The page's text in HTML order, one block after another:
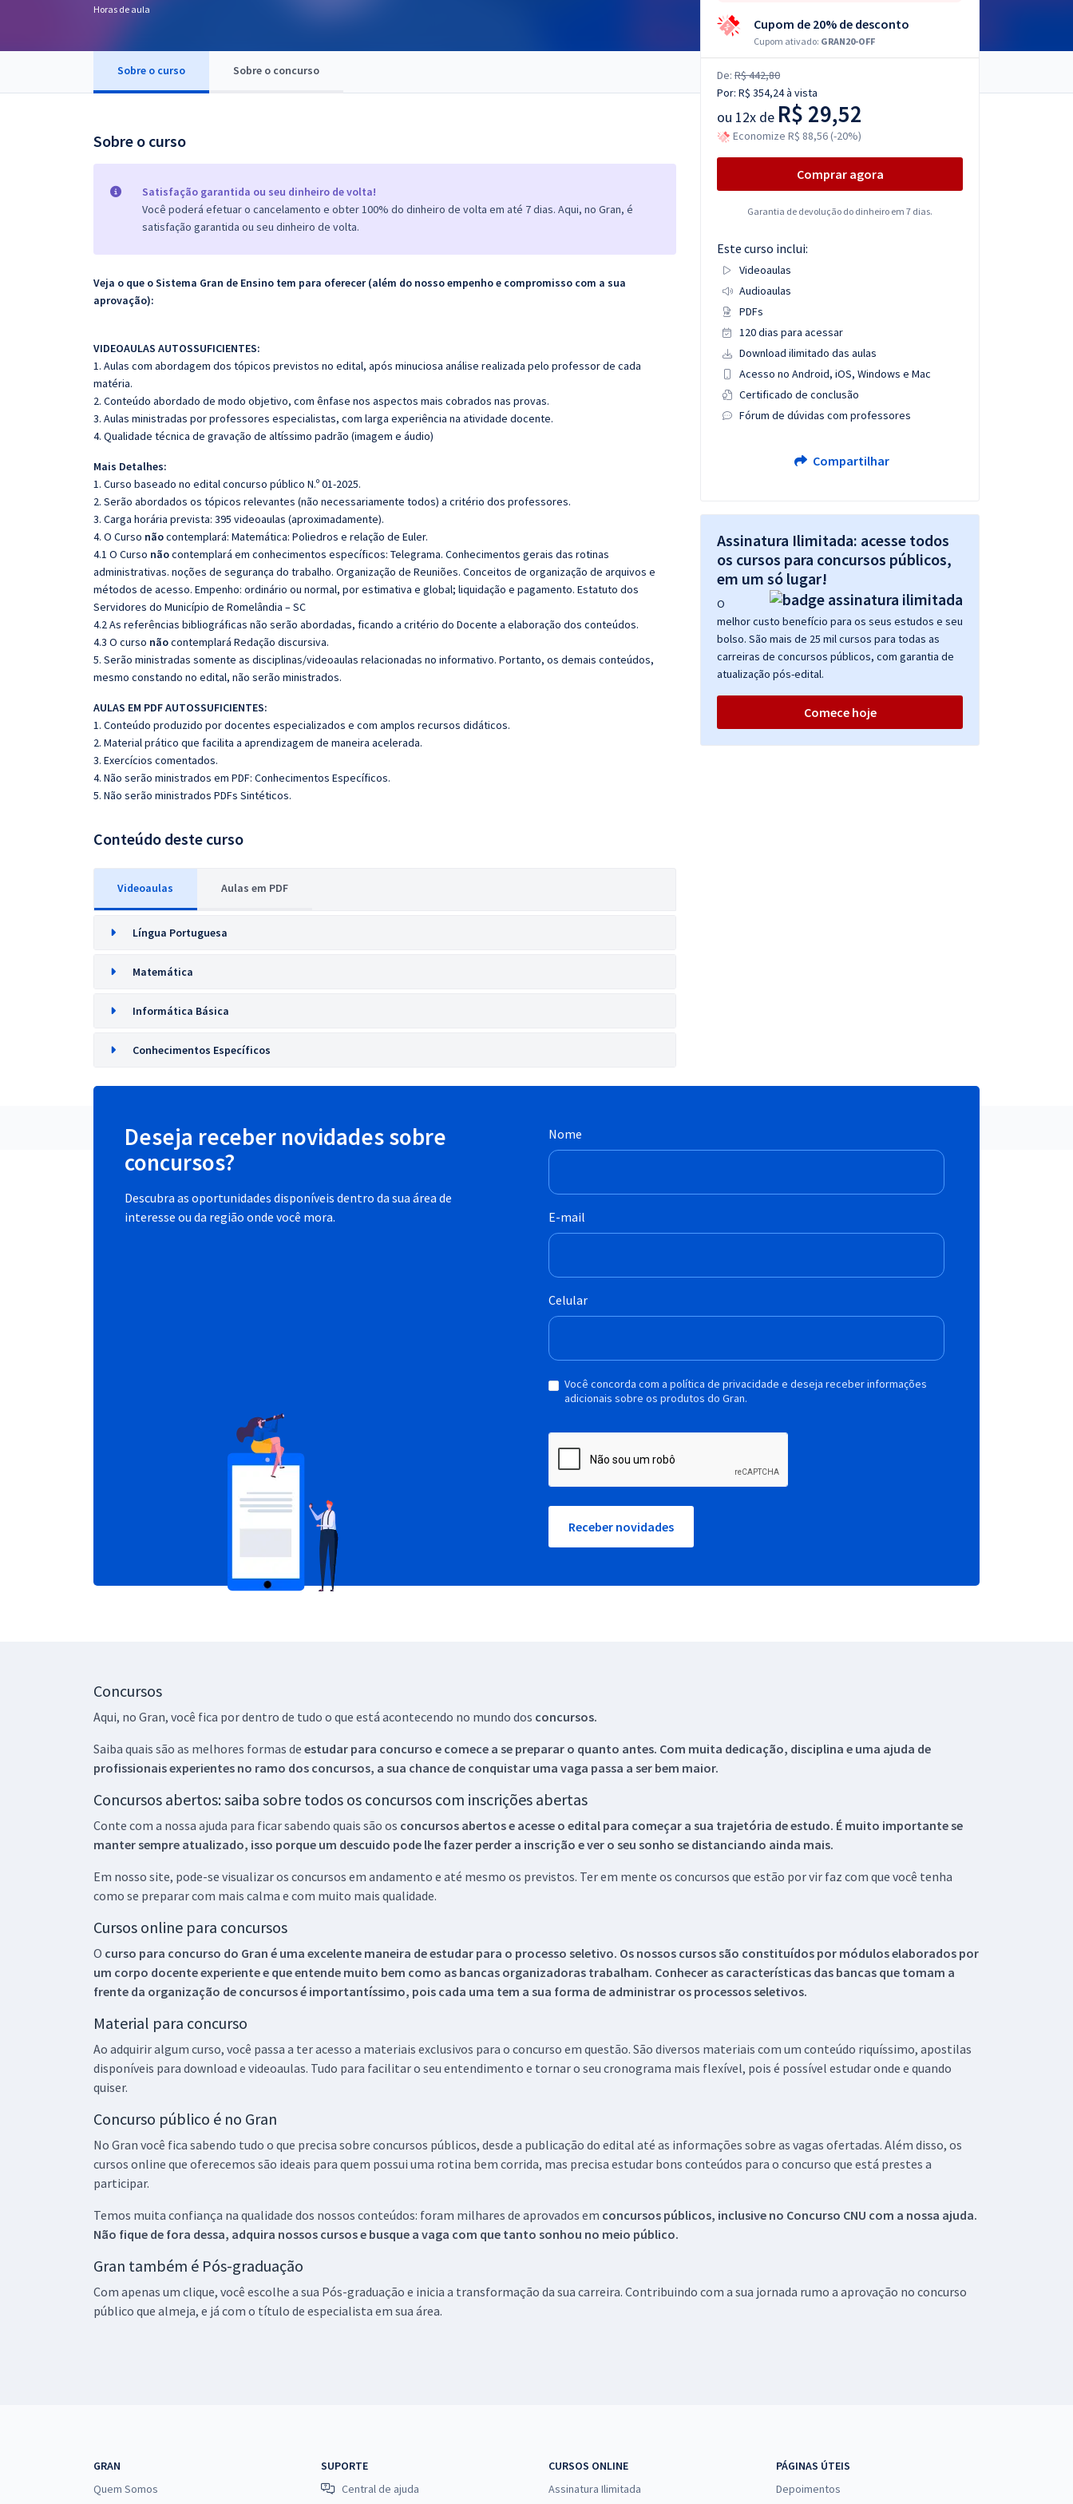
OAB
Questões grátis
Conteúdo gratuito
Horas de aula
Sobre o curso Sobre o concurso
Sobre o curso
Satisfação garantida ou seu dinheiro de volta!
Você poderá efetuar o cancelamento e obter 100% do dinheiro de volta em até 7 dias. Aqui, no Gran, é
satisfação garantida ou seu dinheiro de volta.
Veja o que o Sistema Gran de Ensino tem para oferecer (além do nosso empenho e compromisso com a sua
aprovação):
VIDEOAULAS AUTOSSUFICIENTES:
1. Aulas com abordagem dos tópicos previstos no edital, após minuciosa análise realizada pelo professor de cada
matéria.
2. Conteúdo abordado de modo objetivo, com ênfase nos aspectos mais cobrados nas provas.
3. Aulas ministradas por professores especialistas, com larga experiência na atividade docente.
4. Qualidade técnica de gravação de altíssimo padrão (imagem e áudio)
Mais Detalhes:
1. Curso baseado no edital concurso público N.º 01-2025.
2. Serão abordados os tópicos relevantes (não necessariamente todos) a critério dos professores.
3. Carga horária prevista: 395 videoaulas (aproximadamente).
4. O Curso nãocontemplará: Matemática: Poliedros e relação de Euler.
4.1 O Curso nãocontemplará em conhecimentos específicos: Telegrama. Conhecimentos gerais das rotinas
administrativas. noções de segurança do trabalho. Organização de Reuniões. Conceitos de organização de arquivos e
métodos de acesso. Empenho: ordinário ou normal, por estimativa e global; liquidação e pagamento. Estatuto dos
Servidores do Município de Romelândia – SC
4.2 As referências bibliográficas não serão abordadas, ficando a critério do Docente a elaboração dos conteúdos.
4.3 O curso nãocontemplará Redação discursiva.
5. Serão ministradas somente as disciplinas/videoaulas relacionadas no informativo. Portanto, os demais conteúdos,
mesmo constando no edital, não serão ministrados.
AULAS EM PDF AUTOSSUFICIENTES:
1. Conteúdo produzido por docentes especializados e com amplos recursos didáticos.
2. Material prático que facilita a aprendizagem de maneira acelerada.
3. Exercícios comentados.
4. Não serão ministrados em PDF: Conhecimentos Específicos.
5. Não serão ministrados PDFs Sintéticos.
Conteúdo deste curso
Videoaulas Aulas em PDF
Língua Portuguesa
Matemática
Informática Básica
Conhecimentos Específicos
Cupom de 20% de desconto
Cupom ativado: GRAN20-OFF
De: R$ 442,80
Por: R$ 354,24à vista
ou 12x de R$ 29,52
Economize R$ 88,56 (-20%)
Comprar agora
Garantia de devolução do dinheiro em 7 dias.
Este curso inclui:
Videoaulas
Audioaulas
PDFs
120 dias para acessar
Download ilimitado das aulas
Acesso no Android, iOS, Windows e Mac
Certificado de conclusão
Fórum de dúvidas com professores
Compartilhar
Assinatura Ilimitada: acesse todos
os cursos para concursos públicos,
em um só lugar!
O
melhor custo benefício para os seus estudos e seu
bolso. São mais de 25 mil cursos para todas as
carreiras de concursos públicos, com garantia de
atualização pós-edital.
Comece hoje
Deseja receber novidades sobre
concursos?
Descubra as oportunidades disponíveis dentro da sua área de
interesse ou da região onde você mora.
Nome
E-mail
Celular
Você concorda com a política de privacidade e deseja receber informações
adicionais sobre os produtos do Gran.
Receber novidades
Concursos
Aqui, no Gran, você fica por dentro de tudo o que está acontecendo no mundo dos concursos.
Saiba quais são as melhores formas de estudar para concurso e comece a se preparar o quanto antes. Com muita dedicação, disciplina e uma ajuda de
profissionais experientes no ramo dos concursos, a sua chance de conquistar uma vaga passa a ser bem maior.
Concursos abertos: saiba sobre todos os concursos com inscrições abertas
Conte com a nossa ajuda para ficar sabendo quais são os concursos abertos e acesse o edital para começar a sua trajetória de estudo. É muito importante se
manter sempre atualizado, isso porque um descuido pode lhe fazer perder a inscrição e ver o seu sonho se distanciando ainda mais.
Em nosso site, pode-se visualizar os concursos em andamento e até mesmo os previstos. Ter em mente os concursos que estão por vir faz com que você tenha
como se preparar com mais calma e com muito mais qualidade.
Cursos online para concursos
O curso para concurso do Gran é uma excelente maneira de estudar para o processo seletivo. Os nossos cursos são constituídos por módulos elaborados por
um corpo docente experiente e que entende muito bem como as bancas organizadoras trabalham. Conhecer as características das bancas que tomam a
frente da organização de concursos é importantíssimo, pois cada uma tem a sua forma de administrar os processos seletivos.
Material para concurso
Ao adquirir algum curso, você passa a ter acesso a materiais exclusivos para o concurso em questão. São diversos materiais com um conteúdo riquíssimo, apostilas
disponíveis para download e videoaulas. Tudo para facilitar o seu entendimento e tornar o seu cronograma mais flexível, pois é possível estudar onde e quando
quiser.
Concurso público é no Gran
No Gran você fica sabendo tudo o que precisa sobre concursos públicos, desde a publicação do edital até as informações sobre as vagas ofertadas. Além disso, os
cursos online que oferecemos são ideais para quem possui uma rotina bem corrida, mas precisa estudar bons conteúdos para o concurso que está prestes a
participar.
Temos muita confiança na qualidade dos nossos conteúdos: foram milhares de aprovados em concursos públicos, inclusive no Concurso CNU com a nossa ajuda.
Não fique de fora dessa, adquira nossos cursos e busque a vaga com que tanto sonhou no meio público.
Gran também é Pós-graduação
Com apenas um clique, você escolhe a sua Pós-graduação e inicia a transformação da sua carreira. Contribuindo com a sua jornada rumo a aprovação no concurso
público que almeja, e já com o título de especialista em sua área.
GRAN
Quem Somos
SUPORTE
Central de ajuda
CURSOS ONLINE
Assinatura Ilimitada
PÁGINAS ÚTEIS
Depoimentos